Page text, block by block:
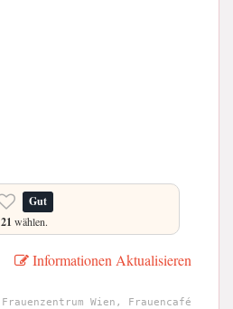
Gut
21 wählen.
Informationen Aktualisieren
Frauenzentrum Wien, Frauencafé